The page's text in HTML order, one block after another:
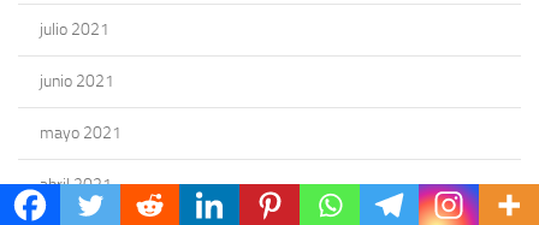
julio 2021
junio 2021
mayo 2021
abril 2021